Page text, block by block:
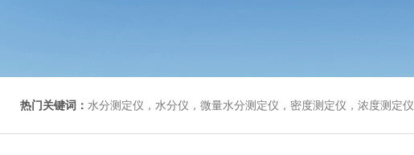
热门关键词： 水分测定仪，水分仪，微量水分测定仪，密度测定仪，浓度测定仪